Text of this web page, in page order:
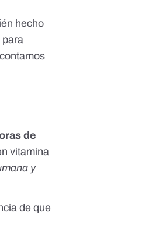
hecho
para
de
vitamina
y
de que